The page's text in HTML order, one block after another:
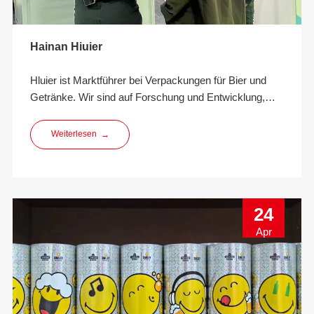
Hainan Hiuier
Hluier ist Marktführer bei Verpackungen für Bier und
Getränke. Wir sind auf Forschung und Entwicklung,
umweltfreundlicher Getränkeverpackungslösungen
spezialisiert.
Weiterlesen →
24
Apr